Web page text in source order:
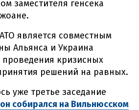
заместителя генсека
является совместным
Альянса и Украина
проведения кризисных
решений на равных.
уже третье заседание
собирался на Вильнюсском